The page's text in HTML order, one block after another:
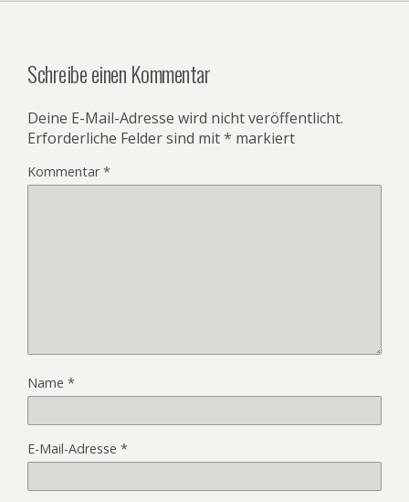
Schreibe einen Kommentar
Deine E-Mail-Adresse wird nicht veröffentlicht.
Erforderliche Felder sind mit* markiert
Kommentar*
Name *
E-Mail-Adresse *